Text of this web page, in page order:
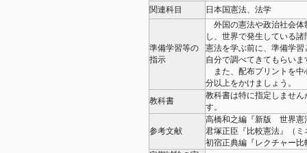
関連科目
日本国憲法、法学
準備学習等の
指示
外国の憲法や政治社会体
し、世界で発生している
憲法を学ぶ前に、準備学
自分で調べてきてもらい
また、配布プリントを中
分以上をかけましょう。
教科書
教科書は特に指定しませ
す。
参考文献
高橋和之編『新版 世界憲
君塚正臣『比較憲法』（
初宿正典編『レクチャー